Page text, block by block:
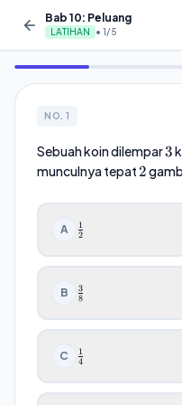
Bab 10: Peluang
LATIHAN • 1/5
NO. 1
Sebuah koin dilempar3
3
munculnya tepat2
2
A
\frac{1}
2
1
B
\frac{3}
8
3
C
\frac{1}
4
1